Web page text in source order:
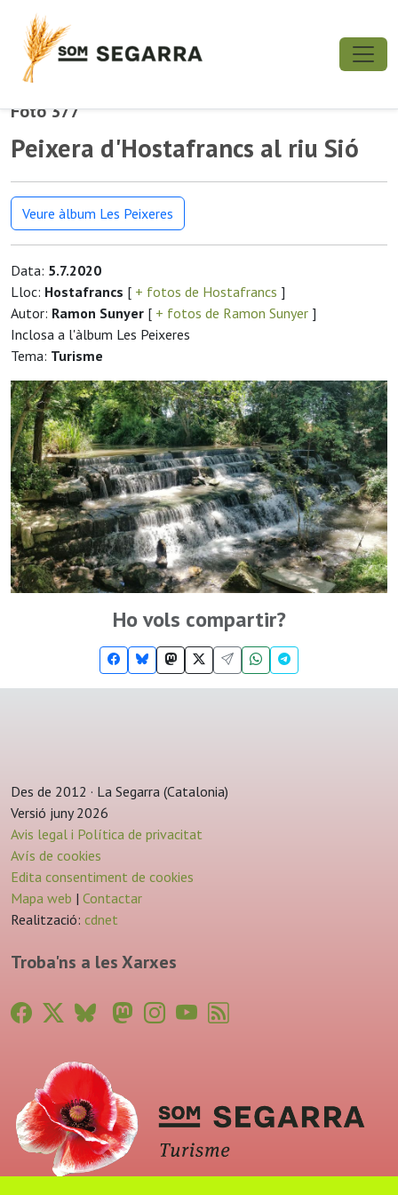
Foto 377
Peixera d'Hostafrancs al riu Sió
Veure àlbum Les Peixeres
Data: 5.7.2020
Lloc: Hostafrancs [ + fotos de Hostafrancs ]
Autor: Ramon Sunyer [ + fotos de Ramon Sunyer ]
Inclosa a l'àlbum Les Peixeres
Tema: Turisme
Ho vols compartir?
Des de 2012 · La Segarra (Catalonia)
Versió juny 2026
Avis legal i Política de privacitat
Avís de cookies
Edita consentiment de cookies
Mapa web | Contactar
Realització: cdnet
Troba'ns a les Xarxes